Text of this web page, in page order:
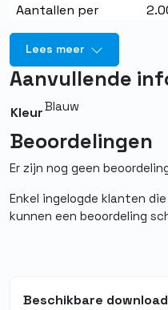
Aantallen per
eenheid
Food grade
Ja
Lees meer
Aanvullende
KleurBlauw
Beoordelingen
Er zijn nog geen
Enkel ingelogde klanten
kunnen een beoordeling
Beschikbare